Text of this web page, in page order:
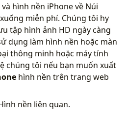
hình nền iPhone về Núi
miễn phí. Chúng tôi hy
tập hình ảnh HD ngày càng
dụng làm hình nền hoặc màn
thông minh hoặc máy tính
chúng tôi nếu bạn muốn xuất
hình nền trên trang web
nền liên quan.